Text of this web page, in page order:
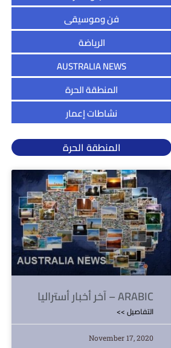
فن وموسيقى
الرياضة
AUSTRALIA NEWS
المنطقة الحرة
نشاطات إعمار
المنطقة الحرة
آخر أخبار أستراليا – ARABIC
<< التفاصيل
November 17, 2020